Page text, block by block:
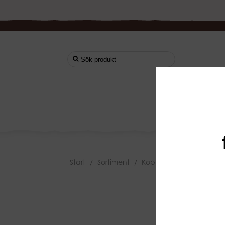
Start / Sortiment / Koppar & Glas